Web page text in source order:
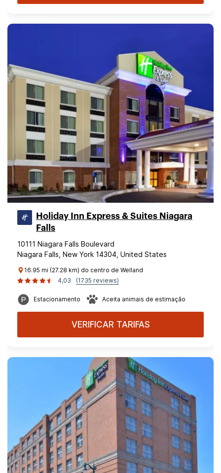
Holiday Inn Express & Suites Niagara
Falls
10111 Niagara Falls Boulevard
Niagara Falls, New York 14304, United States
16.95 mi (27.28 km) do centro de Welland
4,03
(1735 reviews)
Estacionamento Aceita animais de estimação
VERIFICAR TARIFAS